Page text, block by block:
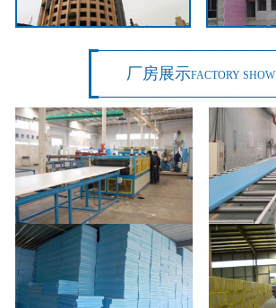
厂房展示FACTORY SHOW